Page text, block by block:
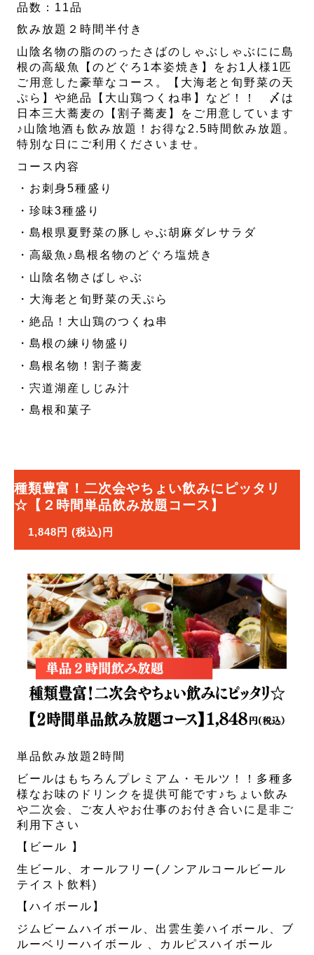
品数：11品
飲み放題２時間半付き
山陰名物の脂ののったさばのしゃぶしゃぶにに島
根の高級魚【のどぐろ1本姿焼き】をお1人様1匹
ご用意した豪華なコース。【大海老と旬野菜の天
ぷら】や絶品【大山鶏つくね串】など！！ 〆は
日本三大蕎麦の【割子蕎麦】をご用意しています
♪山陰地酒も飲み放題！お得な2.5時間飲み放題。
特別な日にご利用くださいませ。
コース内容
・お刺身5種盛り
・珍味3種盛り
・島根県夏野菜の豚しゃぶ胡麻ダレサラダ
・高級魚♪島根名物のどぐろ塩焼き
・山陰名物さばしゃぶ
・大海老と旬野菜の天ぷら
・絶品！大山鶏のつくね串
・島根の練り物盛り
・島根名物！割子蕎麦
・宍道湖産しじみ汁
・島根和菓子
種類豊富！二次会やちょい飲みにピッタリ
☆【２時間単品飲み放題コース】
1,848円 (税込)円
単品飲み放題2時間
ビールはもちろんプレミアム・モルツ！！多種多
様なお味のドリンクを提供可能です♪ちょい飲み
や二次会、ご友人やお仕事のお付き合いに是非ご
利用下さい
【ビール 】
生ビール、オールフリー(ノンアルコールビール
テイスト飲料)
【ハイボール】
ジムビームハイボール、出雲生姜ハイボール、ブ
ルーベリーハイボール 、カルピスハイボール